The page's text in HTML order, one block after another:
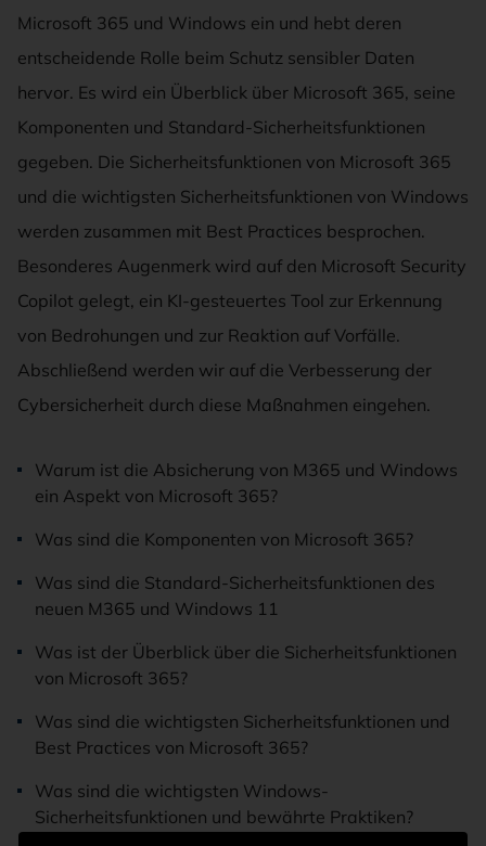
Microsoft 365 und Windows ein und hebt deren
entscheidende Rolle beim Schutz sensibler Daten
hervor. Es wird ein Überblick über Microsoft 365, seine
Komponenten und Standard-Sicherheitsfunktionen
gegeben. Die Sicherheitsfunktionen von Microsoft 365
und die wichtigsten Sicherheitsfunktionen von Windows
werden zusammen mit Best Practices besprochen.
Besonderes Augenmerk wird auf den Microsoft Security
Copilot gelegt, ein KI-gesteuertes Tool zur Erkennung
von Bedrohungen und zur Reaktion auf Vorfälle.
Abschließend werden wir auf die Verbesserung der
Cybersicherheit durch diese Maßnahmen eingehen.
Warum ist die Absicherung von M365 und Windows
ein Aspekt von Microsoft 365?
Was sind die Komponenten von Microsoft 365?
Was sind die Standard-Sicherheitsfunktionen des
neuen M365 und Windows 11
Was ist der Überblick über die Sicherheitsfunktionen
von Microsoft 365?
Was sind die wichtigsten Sicherheitsfunktionen und
Best Practices von Microsoft 365?
Was sind die wichtigsten Windows-
Sicherheitsfunktionen und bewährte Praktiken?